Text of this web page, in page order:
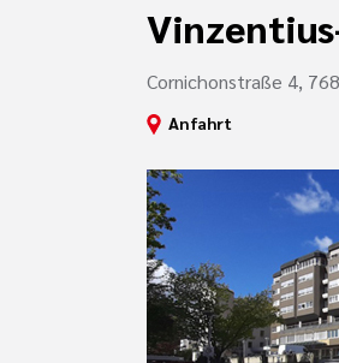
Cornichonstraße 4,
Anfahrt